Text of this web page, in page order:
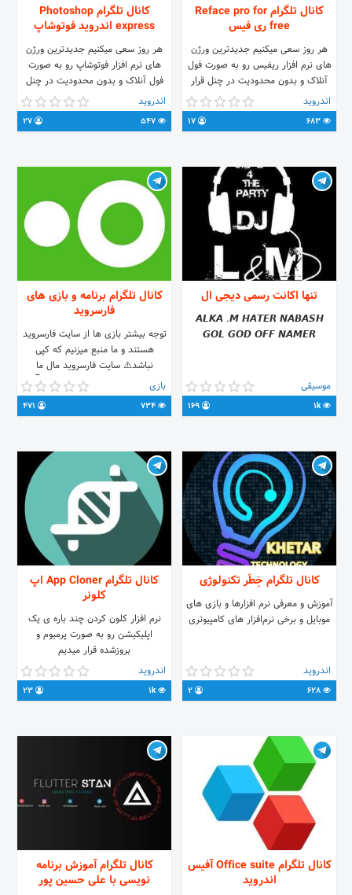
کانال تلگرام Reface pro for
free ری فیس
هر روز سعی میکنیم جدیدترین ورژن
های نرم افزار ریفیس رو به صورت فول
آنلاک و بدون محدودیت در چنل قرار
بدیم.
اندروید
کانال تلگرام Photoshop
express اندروید فوتوشاپ
هر روز سعی میکنیم جدیدترین ورژن
های نرم افزار فوتوشاپ رو به صورت
فول آنلاک و بدون محدودیت در چنل
قرار بدیم
اندروید
تنها اکانت رسمی دیجی ال
‍𝘼‍‍𝙇‍𝙆‍‍𝘼‍ .𝙈 ‍‍𝙃‍‍𝘼‍‍‍𝙏‍‍𝙀‍‍𝙍‍ ‍𝙉‍‍𝘼‍‍𝘽‍‍𝘼‍‍𝙎‍‍𝙃‍
‍‍𝙂‍𝙊‍‍‍𝙇 ‍‍𝙂‍𝙊‍𝘿‍‍ ‍𝙊‍𝙁‍‍𝙁‍‍ ‍𝙉‍‍𝘼‍𝙈‍𝙀‍‍‍‍𝙍‍
موسیقی
1k
کانال تلگرام برنامه و بازی های
فارسروید
توجه بیشتر بازی ها از سایت فارسروید
هستند و ما منبع میزنیم که کپی
نباشد⚠️ سایت فارسروید مال ما
نیست⚠️ لینک سایت فارسروید👇
https://www.farsroid.com/ بازی
های جدید و هیجانی در کانال ماست
بازی
کانال تلگرام خِطَر تکنولوژی
آموزش و معرفی نرم افزارها و بازی های
موبایل و برخی نرم‌افزار های کامپیوتری
اندروید
کانال تلگرام App Cloner اپ
کلونر
نرم افزار کلون کردن چند باره ی یک
اپلیکیشن رو به صورت پرمیوم و
بروزشده قرار میدیم
اندروید
1k
کانال تلگرام Office suite آفیس
اندروید
کانال تلگرام آموزش برنامه
نویسی با علی حسین پور